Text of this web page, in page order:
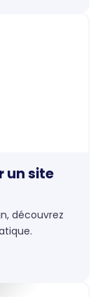
un site
découvrez